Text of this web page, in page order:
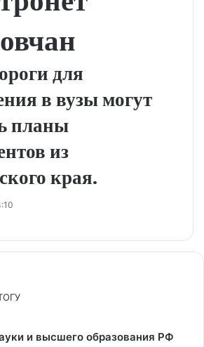
для
в вузы могут
планы
из
края.
и высшего образования РФ